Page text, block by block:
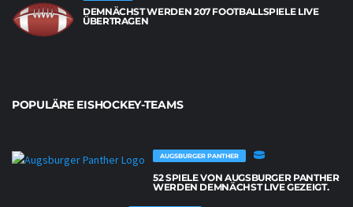
DEMNÄCHST WERDEN 207 FOOTBALLSPIELE LIVE
ÜBERTRAGEN
POPULÄRE EISHOCKEY-TEAMS
AUGSBURGER PANTHER
52 SPIELE VON AUGSBURGER PANTHER
WERDEN DEMNÄCHST LIVE GEZEIGT.